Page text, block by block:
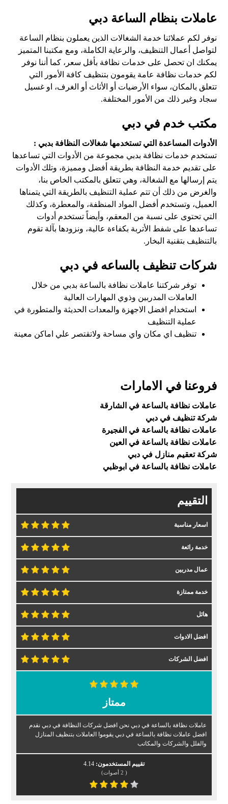
عاملات بنظام الساعة دبي
نوفر لكم عملائنا خدمة الشغالات الذين يعملون بنظام الساعة
لتواصل أعمال التنظيف، والرعاية الكاملة، ومع مكتبنا المتميز
يمكنك ان تحصل على خدمات نظافة بأقل سعر، كما أننا نوفر
لكم خدمات نظافة عامة يقومون بتنظيف كافة الأمور التي
تتعلق بالمكان، سواء الأرضيات أو الأثاث أو الغرف، او غسيل
سجاد وغير ذلك من الأمور المختلفة.
مكتب خدم في دبي
الأدوات المساعدة التي تستخدمها شغالات النظافة بدبي :
تستخدم خدمات نظافة بدبي مجموعة من الأدوات التي تساعدها
على تقديم خدمة النظافة بطريقة أفضل ومميزة، وتلك الأدوات
يتم إرسالها مع الشغالة، وهي تتعلق بالمكتب الخاص بنا،
والغرض من ذلك أن تتم عملية التنظيف بالطريقة التي يتمناها
العميل، وتستخدم أفضل المواد المنظفة، والمعطرة، وكذلك
التي تحتوى على نسبة من المعقم، وأيضاً تستخدم أدوات
تساعدها على شفط الأتربة بكفاءة عالية، ونزودها بآلة تقوم
بالتنظيف بتقنية البخار.
شركات تنظيف بالساعه في دبي
توفر شركتنا عاملات نظافة بالساعة بدبي من خلال
العاملات المدربين وذوي المهارات العالية
استخدام افضل الاجهزة والمعدات الحديثة والمتطورة في
عملية التنظيف
تنظيف اي مكان واي مساحة ولاتقتصر علي اماكن معينة
فروعنا في الامارات
عاملات نظافة بالساعة في الشارقة
شركة تنظيف في دبي
عاملات نظافة بالساعة في الفجيرة
عاملات نظافة بالساعة في العين
شركة تعقيم منازل في دبي
عاملات نظافة بالساعة في ابوظبي
التقييم
اسعار مناسبة
خدمة رائعة
عمال مدربين
خدمة ممتازة
هائل
افضل الادوات
افضل الشركات
ممتاز
عاملات نظافة بالساعة في دبي نحن افضل شركات النظافة في دبي نقدم
افضل عاملات نظافة بالساعة في دبي يقوموا العاملات بتنظيف المنازل
والفلل والشركات والمكاتب
تقييم المستخدمون: 4.14
(
2 أصوات)